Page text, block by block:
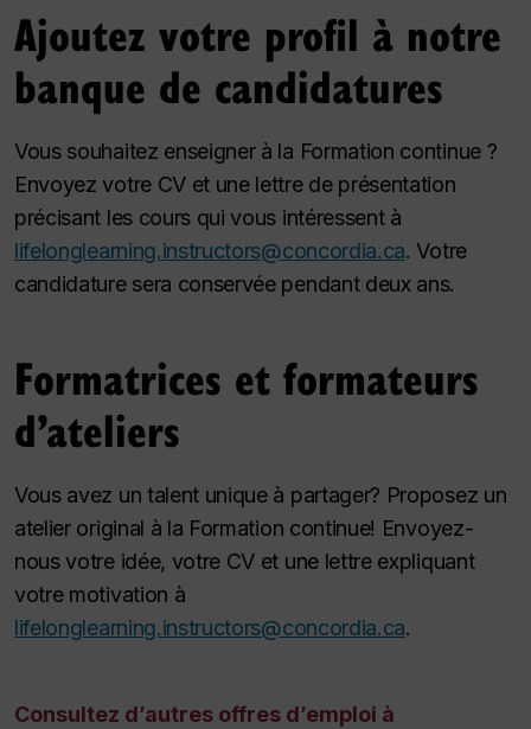
Ajoutez votre profil à notre
banque de candidatures
Vous souhaitez enseigner à la Formation continue ?
Envoyez votre CV et une lettre de présentation
précisant les cours qui vous intéressent à
lifelonglearning.instructors@concordia.ca. Votre
candidature sera conservée pendant deux ans.
Formatrices et formateurs
d’ateliers
Vous avez un talent unique à partager? Proposez un
atelier original à la Formation continue! Envoyez-
nous votre idée, votre CV et une lettre expliquant
votre motivation à
lifelonglearning.instructors@concordia.ca.
Consultez d’autres offres d’emploi à